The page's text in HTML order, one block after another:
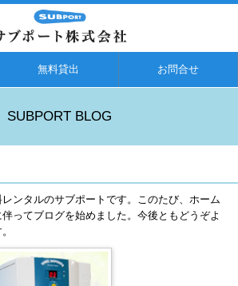
無料貸出 お問合せ
SUBPORT BLOG
ンタルのサブポートです。このたび、ホーム
ってブログを始めました。今後ともどうぞよ